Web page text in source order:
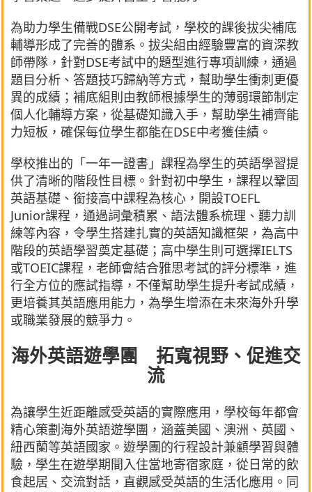
為助力學生備戰DSE公開考試，學校的課後拔尖補底
輔導形成了完善的體系。拔尖組由經驗豐富的資深教
師帶隊，針對DSE考試中的題型進行專項訓練，通過
題目分析、答題技巧歸納等方式，幫助學生衝刺更優
異的成績；補底組則由教師根據學生的薄弱環節制定
個人化輔導方案，從基礎知識入手，幫助學生補齊能
力短板，確保每位學生都能在DSE中考獲佳績。
學校推出的「一年一證書」課程為學生的英語學習提
供了清晰的階段性目標。針對初中學生，課程以鞏固
英語基礎、銜接高中課程為核心，開設TOEFL
Junior課程，通過詞彙積累、語法體系梳理、聽力訓
練等內容，令學生搭建扎實的英語知識框架，為高中
階段的英語學習奠定基礎；高中學生則可選擇IELTS
或TOEIC課程，老師會結合雅思考試的評分標準，進
行全方位的應試指導，不僅幫助學生提升考試成績，
更培養其英語應用能力，為學生增添在未來海外升學
或職業發展的競爭力。
海外英語遊學團 拓寬視野、促進交
流
為讓學生近距離感受英語的實際應用，學校每年都會
精心策劃海外英語遊學團，涵蓋美國、澳洲、英國、
紐西蘭等英語國家。遊學團的行程設計兼顧學習與體
驗，學生在遊學期間入住當地寄宿家庭，從日常的飲
食起居、交流對話，直觀感受英語的生活化應用。同